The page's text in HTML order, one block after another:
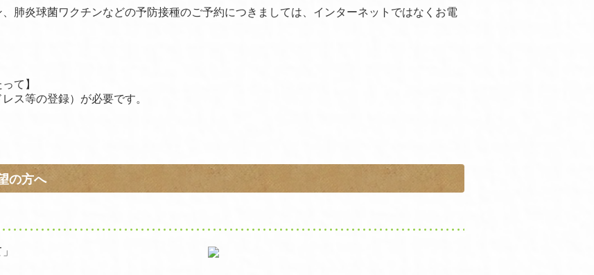
肺炎球菌ワクチンなどの予防接種のご予約につきましては、インターネットではなくお電
て】
ス等の登録）が必要です。
の方へ